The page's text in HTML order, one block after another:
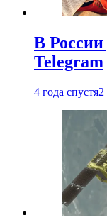
В России
Telegram
4 года спустя2